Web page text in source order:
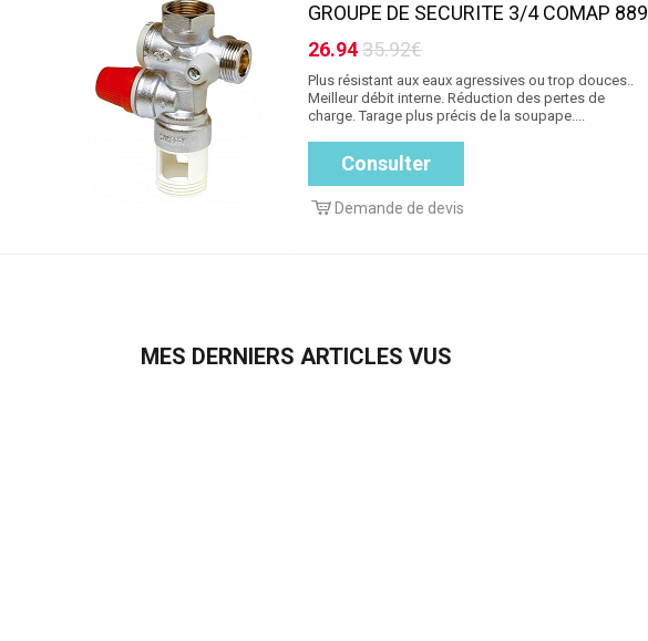
GROUPE DE SECURITE 3/4 COMAP 889
26.9435.92€
Plus résistant aux eaux agressives ou trop douces..
Meilleur débit interne. Réduction des pertes de
charge. Tarage plus précis de la soupape....
Consulter
Demande de devis
MES DERNIERS ARTICLES VUS